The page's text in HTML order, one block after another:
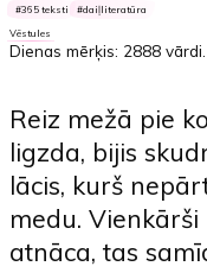
365 teksti daiļliteratūra
Vēstules
Dienas mērķis: 2888 vārdi
Reiz mežā pie
ligzda, bijis
lācis, kurš
medu.
atnāca, tas